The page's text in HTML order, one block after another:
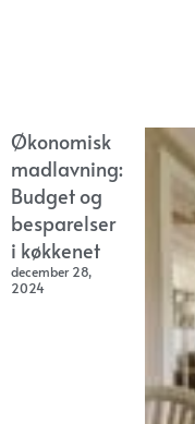
Økonomisk
madlavning:
Budget og
besparelser
i køkkenet
december 28,
2024